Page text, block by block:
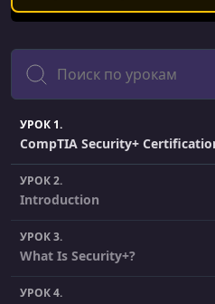
Поиск
УРОК 1.
CompTIA Security+
УРОК 2.
Introduction
УРОК 3.
What Is Security+?
УРОК 4.